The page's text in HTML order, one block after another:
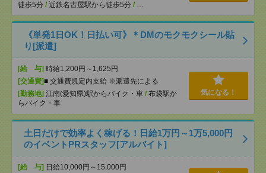
徒歩5分 / 近鉄名古屋駅から徒歩5分 / …
《単発1日OK！日払い可》＊DMのモクモクシール貼
り[派遣]
[給 与] 時給1,200円～1,625円
[交通費]■ 交通費規定内支給 ※派遣先による
[勤務地] 江南(愛知県)駅からバイク・車 / 布袋駅か
らバイク・車
気になる！
土日だけで効率よく稼げる！日給1万円～1万5,000円
のイベントPRスタッフ[アルバイト]
[給 与] 日給10,000円～15,000円